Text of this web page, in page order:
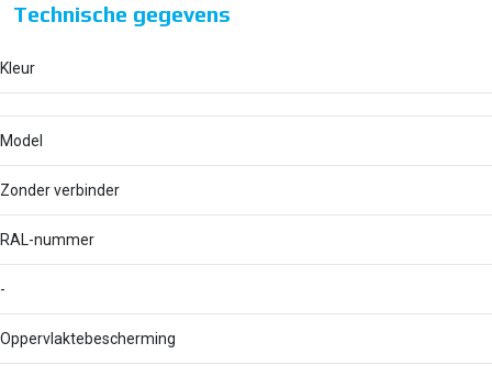
Technische gegevens
Kleur
Model
Zonder verbinder
RAL-nummer
-
Oppervlaktebescherming